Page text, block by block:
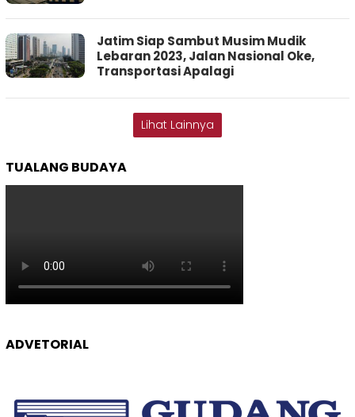
Jatim Siap Sambut Musim Mudik
Lebaran 2023, Jalan Nasional Oke,
Transportasi Apalagi
Lihat Lainnya
TUALANG BUDAYA
ADVETORIAL